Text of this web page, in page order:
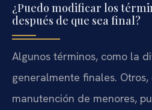
¿Puedo modificar los
después de que sea final?
Algunos términos, como la
generalmente finales.
manutención de menores,